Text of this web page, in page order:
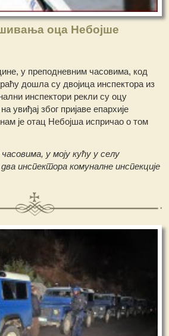
оца Небојше
у преподневним часовима, код
дошла су двојица инспектора из
инспектори рекли су оцу
увиђај због пријаве епархије
је отац Небојша испричао о том
у моју кућу у селу
инспектора комуналне инспекције